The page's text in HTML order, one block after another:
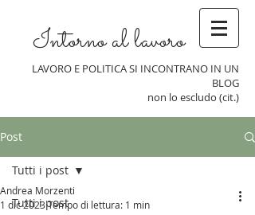
Intorno al lavoro
LAVORO E POLITICA SI INCONTRANO IN UN
BLOG
non lo escludo (cit.)
Post
Tutti i post
Tutti i post
Andrea Morzenti
1 dic 2023 Tempo di lettura: 1 min